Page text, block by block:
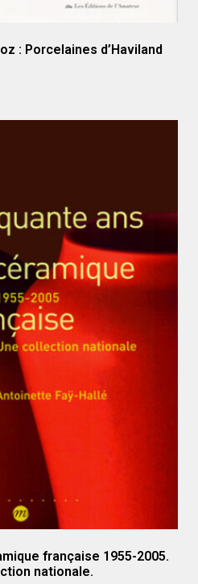
: Porcelaines d’Haviland
française 1955-2005.
nationale.